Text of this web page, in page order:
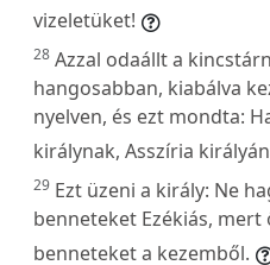
vizeletüket!
28 Azzal odaállt a
hangosabban, kiabálva
nyelven, és ezt mondta:
királynak, Asszíria
29 Ezt üzeni a király: Ne
benneteket Ezékiás,
benneteket a kezemből.